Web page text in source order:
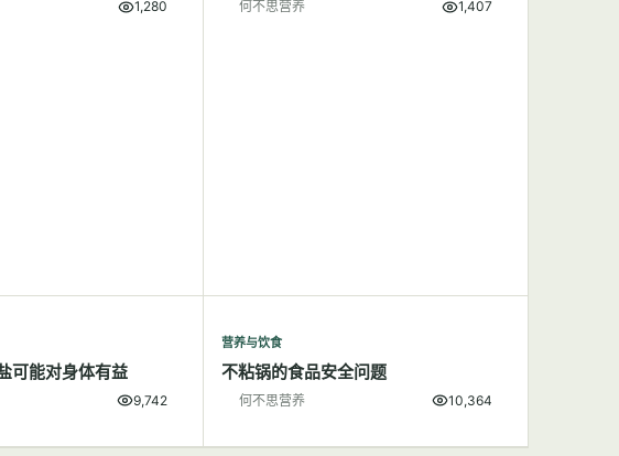
1,280 何不思营养 1,407
可能对身体有益
9,742
营养与饮食
不粘锅的食品安全问题
何不思营养 10,364